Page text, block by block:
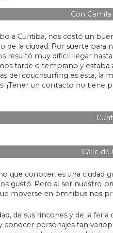
Con
a Curitiba, nos costó un
de la ciudad. Por suerte para
resultó muy difícil llegar
tarde o temprano y
del couchsurfing es ésta, la
¡Tener un contacto no tiene
Calle de
que conocer, es una ciudad
gustó. Pero al ser nuestro
moverse en ómnibus nos
de sus rincones y de la
conocer personajes tan